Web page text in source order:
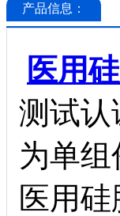
产品信息：
医用
测试认
为单
医用